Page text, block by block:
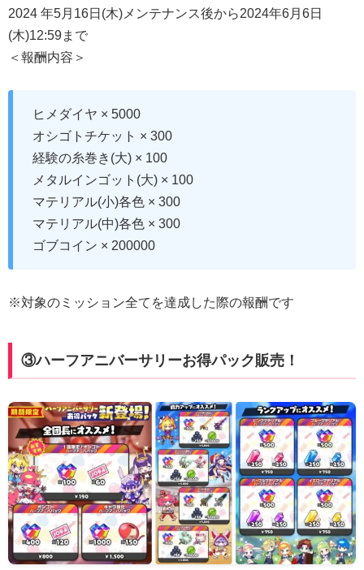
2024 年5月16日(木)メンテナンス後から2024年6月6日
(木)12:59まで
＜報酬内容＞
ヒメダイヤ × 5000
オシゴトチケット × 300
経験の糸巻き(大) × 100
メタルインゴット(大) × 100
マテリアル(小)各色 × 300
マテリアル(中)各色 × 300
ゴブコイン × 200000
※対象のミッション全てを達成した際の報酬です
③ハーフアニバーサリーお得パック販売！